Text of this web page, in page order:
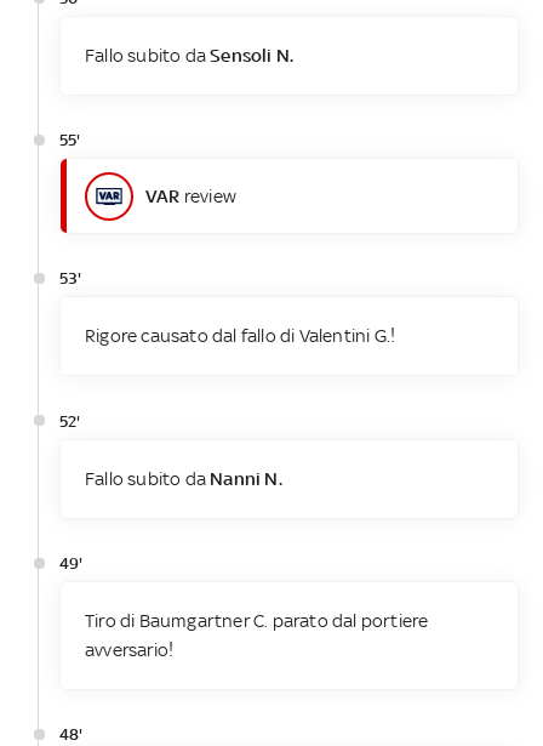
Fallo subito daSensoli N.
55'
VAR review
53'
Rigore causato dal fallo di Valentini G.!
52'
Fallo subito da Nanni N.
49'
Tiro di Baumgartner C. parato dal portiere
avversario!
48'